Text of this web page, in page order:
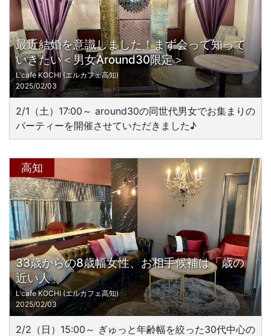
最近結婚を意識しました！まず会って知って
いきたい＜男女Around30限定＞
L'cafe KOCHI (エルカフェ高知)
2025/02/03
2/1（土）17:00～ around30の同世代男女でお集まりの
パーティーを開催させていただきました♪
33歳からの8歳幅女性、お相手候補は「歳の
近い人」
高知
L'cafe KOCHI (エルカフェ高知)
2025/02/03
2/2（日）15:00～ ぎゅっと年齢幅を絞った30代中心の